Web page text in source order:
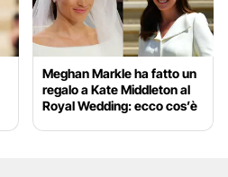
Meghan Markle ha fatto un
regalo a Kate Middleton al
Royal Wedding: ecco cos’è